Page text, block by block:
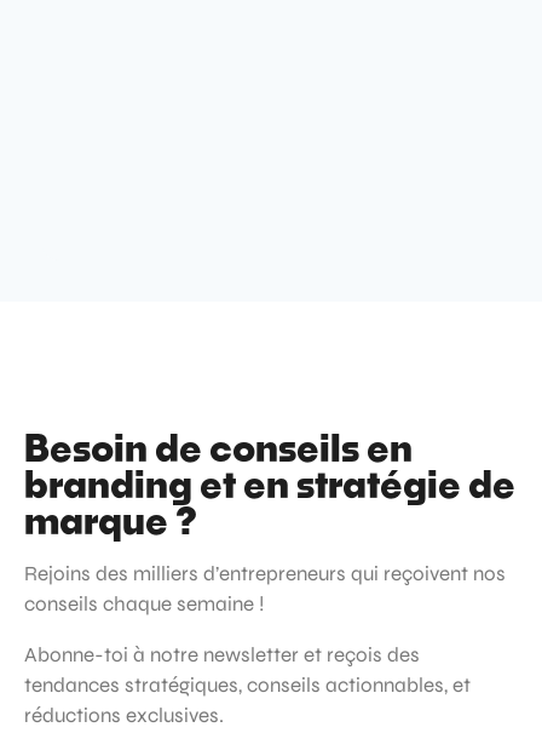
Besoin de conseils en
branding et en stratégie de
marque ?
Rejoins des milliers d’entrepreneurs qui reçoivent nos
conseils chaque semaine !
Abonne-toi à notre newsletter et reçois des
tendances stratégiques, conseils actionnables, et
réductions exclusives.